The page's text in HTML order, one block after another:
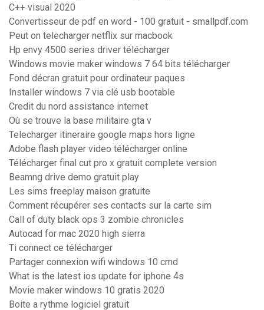
C++ visual 2020
Convertisseur de pdf en word - 100 gratuit - smallpdf.com
Peut on telecharger netflix sur macbook
Hp envy 4500 series driver télécharger
Windows movie maker windows 7 64 bits télécharger
Fond décran gratuit pour ordinateur paques
Installer windows 7 via clé usb bootable
Credit du nord assistance internet
Où se trouve la base militaire gta v
Telecharger itineraire google maps hors ligne
Adobe flash player video télécharger online
Télécharger final cut pro x gratuit complete version
Beamng drive demo gratuit play
Les sims freeplay maison gratuite
Comment récupérer ses contacts sur la carte sim
Call of duty black ops 3 zombie chronicles
Autocad for mac 2020 high sierra
Ti connect ce télécharger
Partager connexion wifi windows 10 cmd
What is the latest ios update for iphone 4s
Movie maker windows 10 gratis 2020
Boite a rythme logiciel gratuit